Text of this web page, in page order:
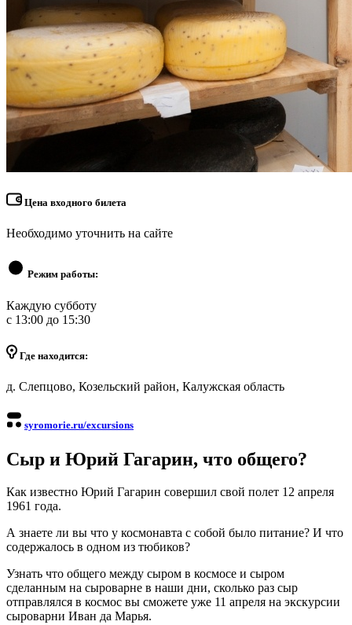
Цена входного билета
Необходимо уточнить на сайте
Режим работы:
Каждую субботу
с 13:00 до 15:30
Где находится:
д. Слепцово, Козельский район, Калужская область
syromorie.ru/excursions
Сыр и Юрий Гагарин, что общего?
Как известно Юрий Гагарин совершил свой полет 12 апреля
1961 года.
А знаете ли вы что у космонавта с собой было питание? И что
содержалось в одном из тюбиков?
Узнать что общего между сыром в космосе и сыром
сделанным на сыроварне в наши дни, сколько раз сыр
отправлялся в космос вы сможете уже 11 апреля на экскурсии
сыроварни Иван да Марья.